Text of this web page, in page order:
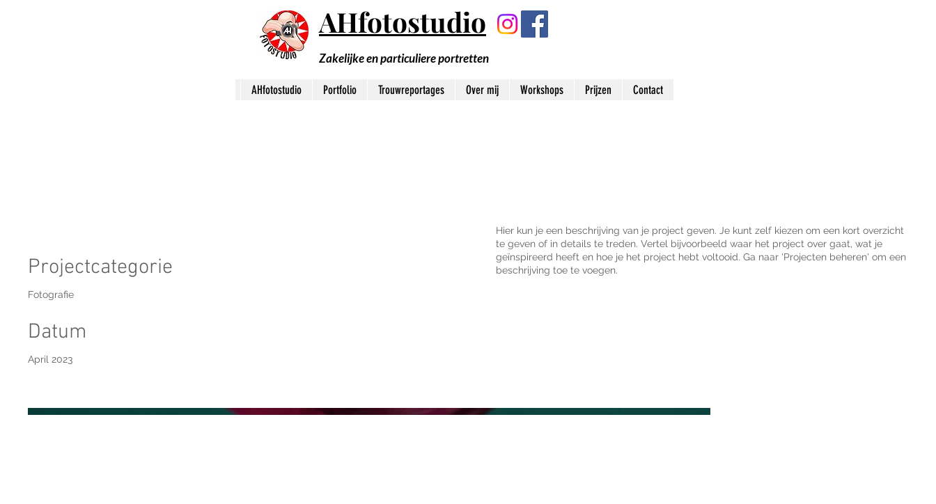
AHfotostudio
Zakelijke en particuliere portretten
AHfotostudio Portfolio Trouwreportages Over mij Workshops Prijzen Contact
Projectcategorie
Fotografie
Datum
April 2023
Hier kun je een beschrijving van je project geven. Je kunt zelf kiezen om een kort overzicht
te geven of in details te treden. Vertel bijvoorbeeld waar het project over gaat, wat je
geïnspireerd heeft en hoe je het project hebt voltooid. Ga naar 'Projecten beheren' om een
beschrijving toe te voegen.